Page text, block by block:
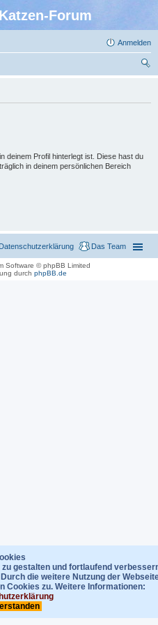
Forum
Anmelden
deinem Profil hinterlegt ist. Diese hast du
in deinem persönlichen Bereich
gestalten und fortlaufend
die weitere Nutzung der
Cookies zu. Weitere Informationen:
Das Team
Datenschutzerklärung
Software © phpBB Limited
durch phpBB.de